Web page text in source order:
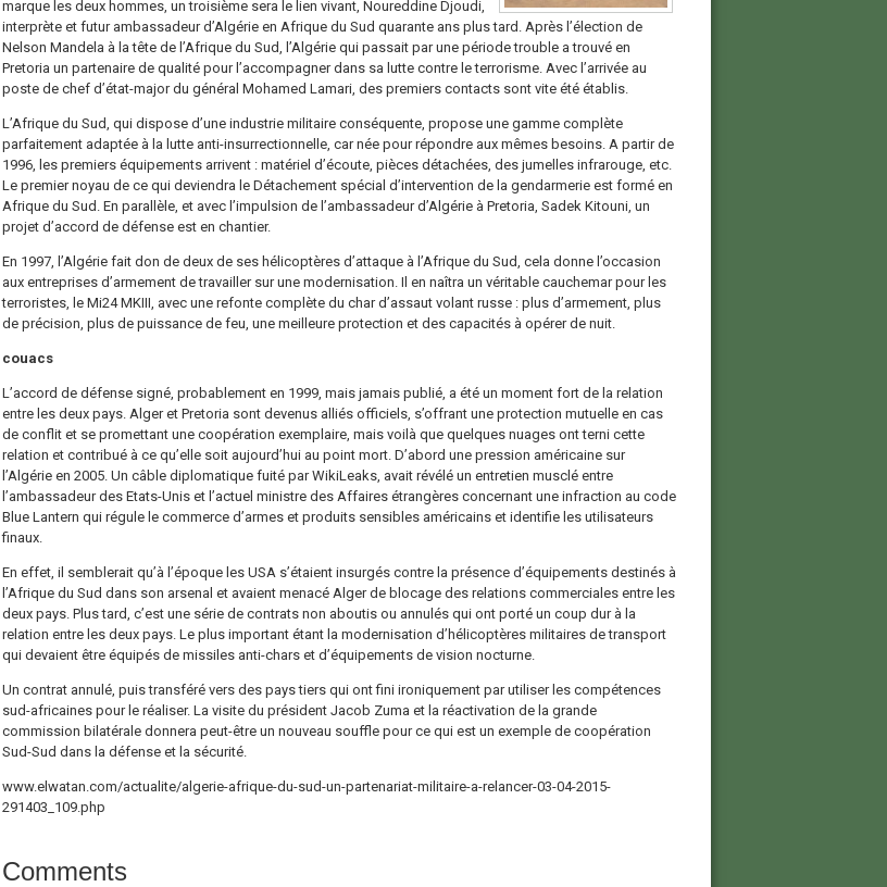
marque les deux hommes, un troisième sera le lien vivant, Noureddine Djoudi,
interprète et futur ambassadeur d’Algérie en Afrique du Sud quarante ans plus tard. Après l’élection de
Nelson Mandela à la tête de l’Afrique du Sud, l’Algérie qui passait par une période trouble a trouvé en
Pretoria un partenaire de qualité pour l’accompagner dans sa lutte contre le terrorisme. Avec l’arrivée au
poste de chef d’état-major du général Mohamed Lamari, des premiers contacts sont vite été établis.
L’Afrique du Sud, qui dispose d’une industrie militaire conséquente, propose une gamme complète
parfaitement adaptée à la lutte anti-insurrectionnelle, car née pour répondre aux mêmes besoins. A partir de
1996, les premiers équipements arrivent : matériel d’écoute, pièces détachées, des jumelles infrarouge, etc.
Le premier noyau de ce qui deviendra le Détachement spécial d’intervention de la gendarmerie est formé en
Afrique du Sud. En parallèle, et avec l’impulsion de l’ambassadeur d’Algérie à Pretoria, Sadek Kitouni, un
projet d’accord de défense est en chantier.
En 1997, l’Algérie fait don de deux de ses hélicoptères d’attaque à l’Afrique du Sud, cela donne l’occasion
aux entreprises d’armement de travailler sur une modernisation. Il en naîtra un véritable cauchemar pour les
terroristes, le Mi24 MKIII, avec une refonte complète du char d’assaut volant russe : plus d’armement, plus
de précision, plus de puissance de feu, une meilleure protection et des capacités à opérer de nuit.
couacs
L’accord de défense signé, probablement en 1999, mais jamais publié, a été un moment fort de la relation
entre les deux pays. Alger et Pretoria sont devenus alliés officiels, s’offrant une protection mutuelle en cas
de conflit et se promettant une coopération exemplaire, mais voilà que quelques nuages ont terni cette
relation et contribué à ce qu’elle soit aujourd’hui au point mort. D’abord une pression américaine sur
l’Algérie en 2005. Un câble diplomatique fuité par WikiLeaks, avait révélé un entretien musclé entre
l’ambassadeur des Etats-Unis et l’actuel ministre des Affaires étrangères concernant une infraction au code
Blue Lantern qui régule le commerce d’armes et produits sensibles américains et identifie les utilisateurs
finaux.
En effet, il semblerait qu’à l’époque les USA s’étaient insurgés contre la présence d’équipements destinés à
l’Afrique du Sud dans son arsenal et avaient menacé Alger de blocage des relations commerciales entre les
deux pays. Plus tard, c’est une série de contrats non aboutis ou annulés qui ont porté un coup dur à la
relation entre les deux pays. Le plus important étant la modernisation d’hélicoptères militaires de transport
qui devaient être équipés de missiles anti-chars et d’équipements de vision nocturne.
Un contrat annulé, puis transféré vers des pays tiers qui ont fini ironiquement par utiliser les compétences
sud-africaines pour le réaliser. La visite du président Jacob Zuma et la réactivation de la grande
commission bilatérale donnera peut-être un nouveau souffle pour ce qui est un exemple de coopération
Sud-Sud dans la défense et la sécurité.
www.elwatan.com/actualite/algerie-afrique-du-sud-un-partenariat-militaire-a-relancer-03-04-2015-
291403_109.php
Comments